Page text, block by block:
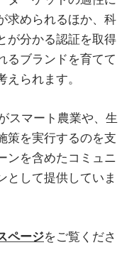
求められるほか、科
が分かる認証を取得
るブランドを育てて
られます。
スマート農業や、生
策を実行するのを支
ンを含めたコミュニ
として提供していま
ページをご覧くださ